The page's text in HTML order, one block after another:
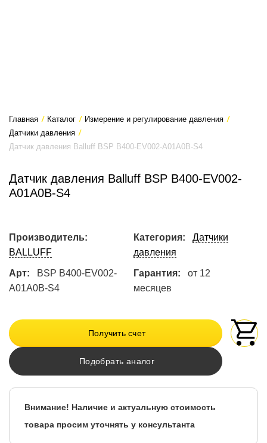
Главная / Каталог / Измерение и регулирование давления /
Датчики давления /
Датчик давления Balluff BSP B400-EV002-A01A0B-S4
Датчик давления Balluff BSP B400-EV002-
A01A0B-S4
Производитель:
BALLUFF
Категория:
Датчики
давления
Арт:
BSP B400-EV002-
A01A0B-S4
Гарантия:
от 12
месяцев
Получить счет
Подобрать аналог
Внимание! Наличие и актуальную стоимость
товара просим уточнять у консультанта